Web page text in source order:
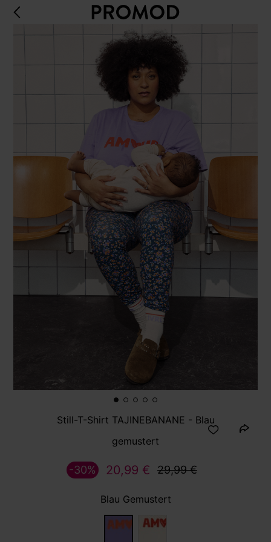
Still-T-Shirt TAJINEBANANE - Blau
gemustert
20,99 € 29,99 €
-30%
Blau Gemustert